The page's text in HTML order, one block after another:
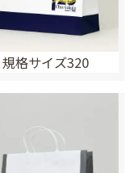
規格サイズ320